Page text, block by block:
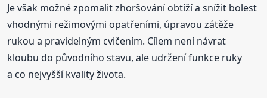
Je však možné zpomalit zhoršování obtíží a snížit bolest
vhodnými režimovými opatřeními, úpravou zátěže
rukou a pravidelným cvičením. Cílem není návrat
kloubu do původního stavu, ale udržení funkce ruky
a co nejvyšší kvality života.